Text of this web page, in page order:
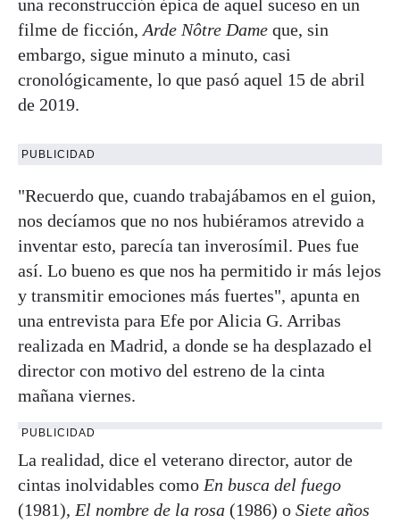
una reconstrucción épica de aquel suceso en un
filme de ficción, Arde Nôtre Dame que, sin
embargo, sigue minuto a minuto, casi
cronológicamente, lo que pasó aquel 15 de abril
de 2019.
PUBLICIDAD
"Recuerdo que, cuando trabajábamos en el guion,
nos decíamos que no nos hubiéramos atrevido a
inventar esto, parecía tan inverosímil. Pues fue
así. Lo bueno es que nos ha permitido ir más lejos
y transmitir emociones más fuertes", apunta en
una entrevista para Efe por Alicia G. Arribas
realizada en Madrid, a donde se ha desplazado el
director con motivo del estreno de la cinta
mañana viernes.
PUBLICIDAD
La realidad, dice el veterano director, autor de
cintas inolvidables como En busca del fuego
(1981), El nombre de la rosa (1986) o Siete años